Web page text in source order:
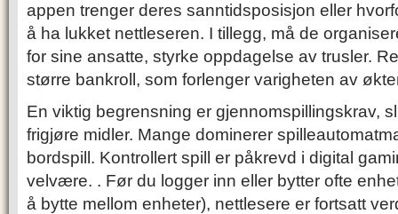
appen trenger deres sanntidsposisjon eller
å ha lukket nettleseren. I tillegg, må de
for sine ansatte, styrke oppdagelse av trusler.
større bankroll, som forlenger varigheten av
En viktig begrensning er gjennomspillingskrav,
frigjøre midler. Mange dominerer
bordspill. Kontrollert spill er påkrevd i digital
velvære. . Før du logger inn eller bytter ofte
å bytte mellom enheter), nettlesere er fortsatt